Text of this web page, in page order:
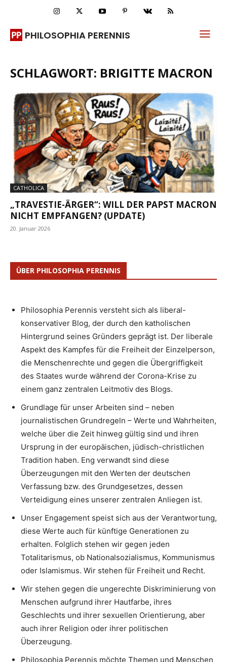
PHILOSOPHIA PERENNIS
SCHLAGWORT: BRIGITTE MACRON
CATHOLICA
„TRAVESTIE-ÄRGER“: WILL DER PAPST MACRON
NICHT EMPFANGEN? (UPDATE)
20. Januar 2026
ÜBER PHILOSOPHIA PERENNIS
Philosophia Perennis versteht sich als liberal-
konservativer Blog, der durch den katholischen
Hintergrund seines Gründers geprägt ist. Der liberale
Aspekt des Kampfes für die Freiheit der Einzelperson,
die Menschenrechte und gegen die Übergriffigkeit
des Staates wurde während der Corona-Krise zu
einem ganz zentralen Leitmotiv des Blogs.
Grundlage für unser Arbeiten sind – neben
journalistischen Grundregeln – Werte und Wahrheiten,
welche über die Zeit hinweg gültig sind und ihren
Ursprung in der europäischen, jüdisch-christlichen
Tradition haben. Eng verwandt sind diese
Überzeugungen mit den Werten der deutschen
Verfassung bzw. des Grundgesetzes, dessen
Verteidigung eines unserer zentralen Anliegen ist.
Unser Engagement speist sich aus der Verantwortung,
diese Werte auch für künftige Generationen zu
erhalten. Folglich stehen wir gegen jeden
Totalitarismus, ob Nationalsozialismus, Kommunismus
oder Islamismus. Wir stehen für Freiheit und Recht.
Wir stehen gegen die ungerechte Diskriminierung von
Menschen aufgrund ihrer Hautfarbe, ihres
Geschlechts und ihrer sexuellen Orientierung, aber
auch ihrer Religion oder ihrer politischen
Überzeugung.
Philosophia Perennis möchte Themen und Menschen